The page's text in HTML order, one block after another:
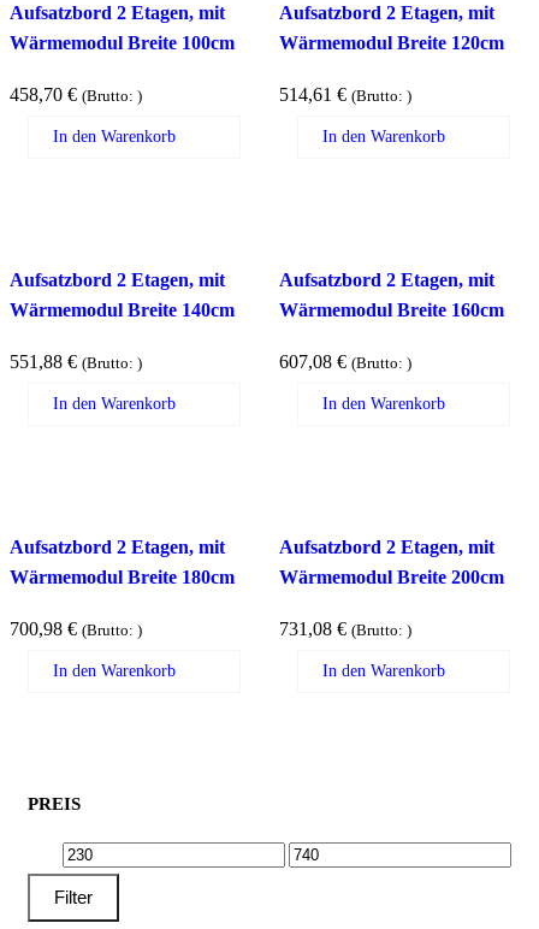
Aufsatzbord 2 Etagen, mit
Wärmemodul Breite 100cm
458,70 € (Brutto: )
In den Warenkorb
Aufsatzbord 2 Etagen, mit
Wärmemodul Breite 120cm
514,61 € (Brutto: )
In den Warenkorb
Aufsatzbord 2 Etagen, mit
Wärmemodul Breite 140cm
551,88 € (Brutto: )
In den Warenkorb
Aufsatzbord 2 Etagen, mit
Wärmemodul Breite 160cm
607,08 € (Brutto: )
In den Warenkorb
Aufsatzbord 2 Etagen, mit
Wärmemodul Breite 180cm
700,98 € (Brutto: )
In den Warenkorb
Aufsatzbord 2 Etagen, mit
Wärmemodul Breite 200cm
731,08 € (Brutto: )
In den Warenkorb
PREIS
MIN.
PREIS
MAX.
Filter